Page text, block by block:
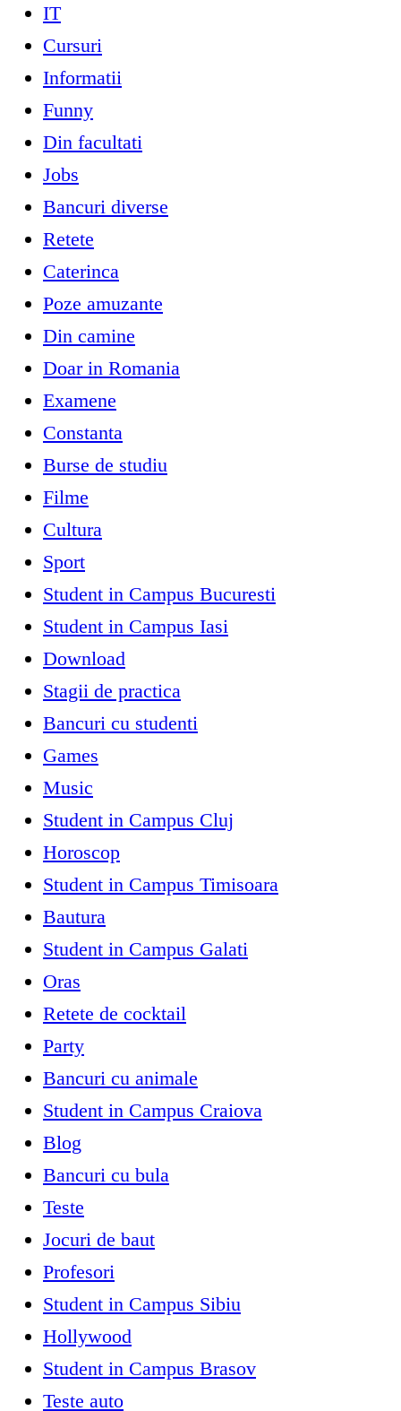
IT
Cursuri
Informatii
Funny
Din facultati
Jobs
Bancuri diverse
Retete
Caterinca
Poze amuzante
Din camine
Doar in Romania
Examene
Constanta
Burse de studiu
Filme
Cultura
Sport
Student in Campus Bucuresti
Student in Campus Iasi
Download
Stagii de practica
Bancuri cu studenti
Games
Music
Student in Campus Cluj
Horoscop
Student in Campus Timisoara
Bautura
Student in Campus Galati
Oras
Retete de cocktail
Party
Bancuri cu animale
Student in Campus Craiova
Blog
Bancuri cu bula
Teste
Jocuri de baut
Profesori
Student in Campus Sibiu
Hollywood
Student in Campus Brasov
Teste auto